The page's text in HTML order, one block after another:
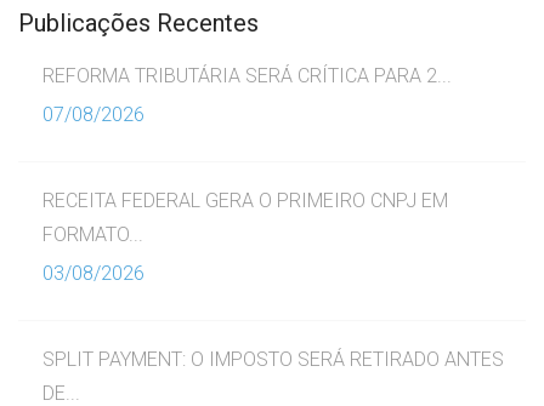
Publicações Recentes
REFORMA TRIBUTÁRIA SERÁ CRÍTICA PARA 2...
07/08/2026
RECEITA FEDERAL GERA O PRIMEIRO CNPJ EM
FORMATO...
03/08/2026
SPLIT PAYMENT: O IMPOSTO SERÁ RETIRADO ANTES
DE...